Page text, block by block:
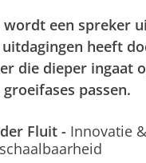
wordt een spreker
heeft
die dieper ingaat
passen.
Fluit - Innovatie